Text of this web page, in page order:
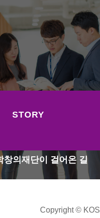
STORY
창의재단이 걸어온 길
Copyright ©